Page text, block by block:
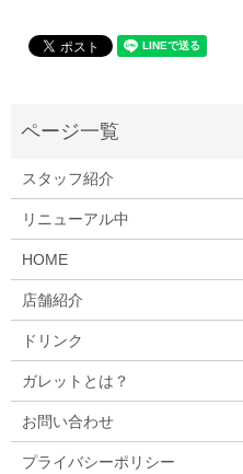
スタッフ紹介
リニューアル中
HOME
店舗紹介
ドリンク
ガレットとは？
お問い合わせ
プライバシーポリシー